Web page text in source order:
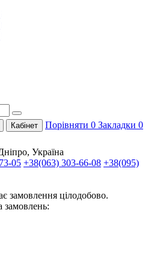
Кабінет Порівняти 0 Закладки 0
Україна
05 +38(063) 303-66-08 +38(095)
замовлення цілодобово.
замовлень: